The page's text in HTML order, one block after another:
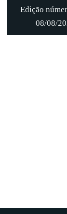
Edição
08/08/